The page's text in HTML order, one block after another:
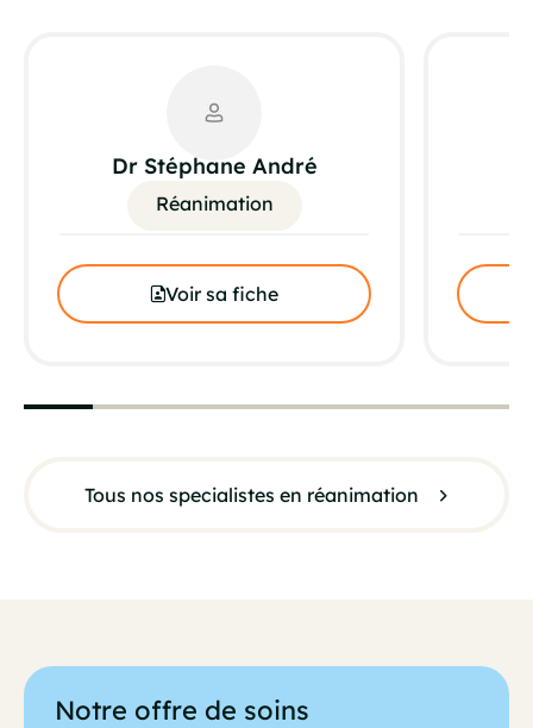
Tous nos specialistes en réanimation
Dr Stéphane André
Réanimation
Voir sa fiche
Notre offre de soins